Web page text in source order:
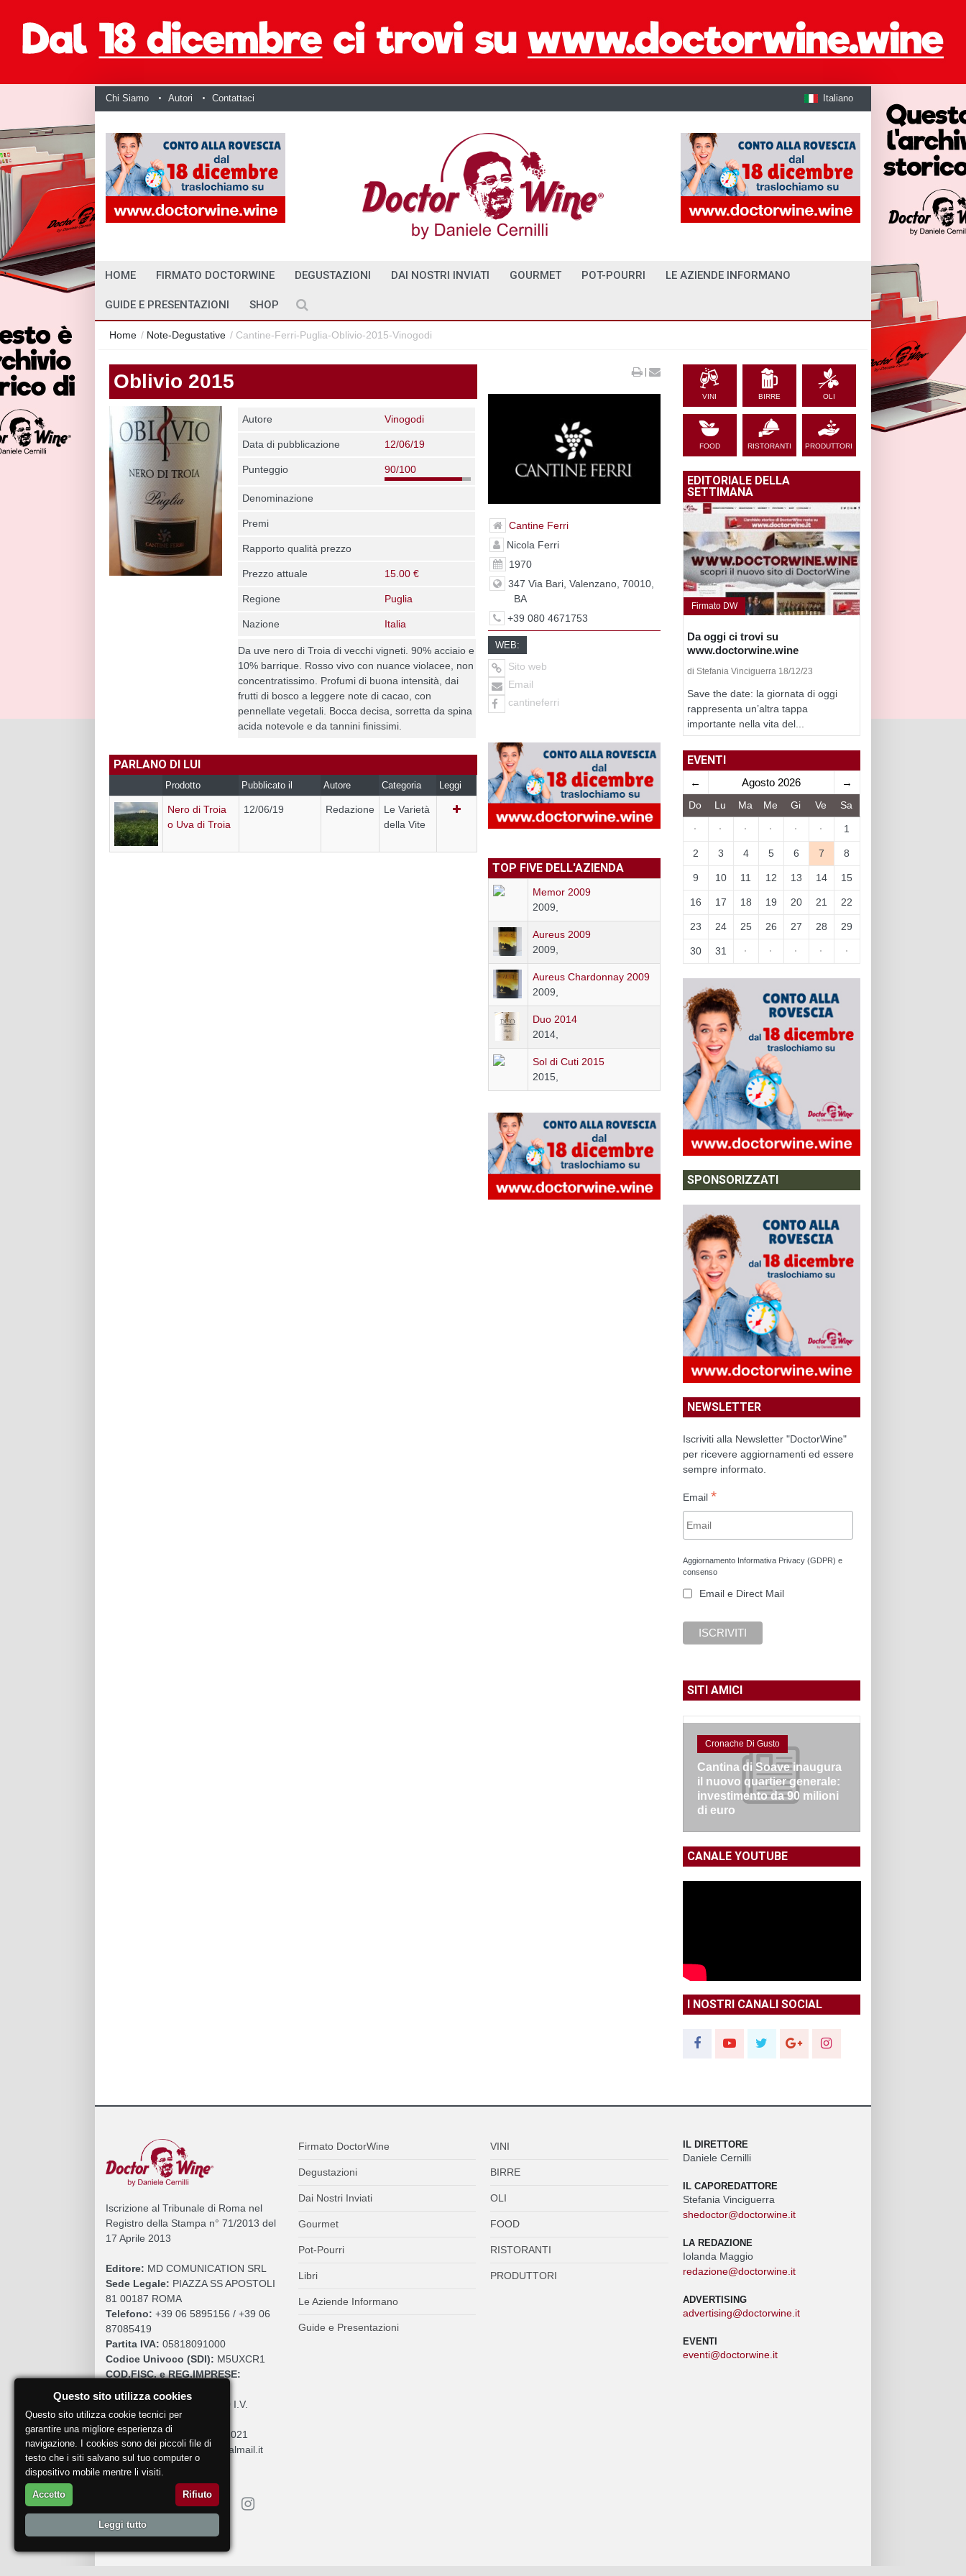
Chi Siamo Autori Contattaci Italiano
HOME FIRMATO DOCTORWINE DEGUSTAZIONI DAI NOSTRI INVIATI GOURMET POT-POURRI LE AZIENDE INFORMANO
GUIDE E PRESENTAZIONI SHOP
Home / Note-Degustative / Cantine-Ferri-Puglia-Oblivio-2015-Vinogodi
Oblivio 2015
Autore Vinogodi
Data di pubblicazione 12/06/19
Punteggio 90/100
Denominazione
Premi
Rapporto qualità prezzo
Prezzo attuale 15.00 €
Regione Puglia
Nazione Italia
Da uve nero di Troia di vecchi vigneti. 90% acciaio e
10% barrique. Rosso vivo con nuance violacee, non
concentratissimo. Profumi di buona intensità, dai
frutti di bosco a leggere note di cacao, con
pennellate vegetali. Bocca decisa, sorretta da spina
acida notevole e da tannini finissimi.
PARLANO DI LUI
Prodotto Pubblicato il Autore Categoria Leggi
Nero di Troia
o Uva di Troia
12/06/19 Redazione
Le Varietà
della Vite
|
Cantine Ferri
Nicola Ferri
1970
347 Via Bari, Valenzano, 70010,
BA
+39 080 4671753
WEB:
Sito web
Email
cantineferri
TOP FIVE DELL'AZIENDA
Memor 2009
2009,
Aureus 2009
2009,
Aureus Chardonnay 2009
2009,
Duo 2014
2014,
Sol di Cuti 2015
2015,
VINI BIRRE OLI
FOOD RISTORANTI PRODUTTORI
EDITORIALE DELLA
SETTIMANA
Firmato DW
Da oggi ci trovi su
www.doctorwine.wine
di Stefania Vinciguerra 18/12/23
Save the date: la giornata di oggi
rappresenta un’altra tappa
importante nella vita del...
EVENTI
← Agosto 2026 →
Do Lu Ma Me Gi Ve Sa
· · · · · · 1
2 3 4 5 6 7 8
9 10 11 12 13 14 15
16 17 18 19 20 21 22
23 24 25 26 27 28 29
30 31 · · · · ·
SPONSORIZZATI
NEWSLETTER
Iscriviti alla Newsletter "DoctorWine"
per ricevere aggiornamenti ed essere
sempre informato.
Email *
Aggiornamento Informativa Privacy (GDPR) e
consenso
Email e Direct Mail
SITI AMICI
Cronache Di Gusto
Cantina di Soave inaugura
il nuovo quartier generale:
investimento da 90 milioni
di euro
CANALE YOUTUBE
I NOSTRI CANALI SOCIAL
Iscrizione al Tribunale di Roma nel
Registro della Stampa n° 71/2013 del
17 Aprile 2013
Editore: MD COMUNICATION SRL
Sede Legale: PIAZZA SS APOSTOLI
81 00187 ROMA
Telefono: +39 06 5895156 / +39 06
87085419
Partita IVA: 05818091000
Codice Univoco (SDI): M5UXCR1
COD.FISC. e REG.IMPRESE:
€. 10.200,00 I.V.
REA:RM 930252
Roc:36580 del 5 maggio 2021
Pec:mdcomunication@legalmail.it
Firmato DoctorWine
Degustazioni
Dai Nostri Inviati
Gourmet
Pot-Pourri
Libri
Le Aziende Informano
Guide e Presentazioni
VINI
BIRRE
OLI
FOOD
RISTORANTI
PRODUTTORI
IL DIRETTORE
Daniele Cernilli
IL CAPOREDATTORE
Stefania Vinciguerra
shedoctor@doctorwine.it
LA REDAZIONE
Iolanda Maggio
redazione@doctorwine.it
ADVERTISING
advertising@doctorwine.it
EVENTI
eventi@doctorwine.it
Questo sito utilizza cookies
Questo sito utilizza cookie tecnici per
garantire una migliore esperienza di
navigazione. I cookies sono dei piccoli file di
testo che i siti salvano sul tuo computer o
dispositivo mobile mentre li visiti.
Accetto Rifiuto
Leggi tutto